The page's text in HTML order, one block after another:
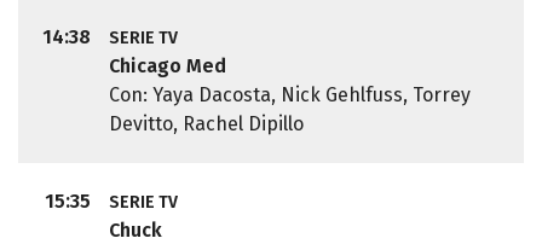
14:38 SERIE TV
Chicago Med
Con: Yaya Dacosta, Nick Gehlfuss, Torrey
Devitto, Rachel Dipillo
15:35 SERIE TV
Chuck